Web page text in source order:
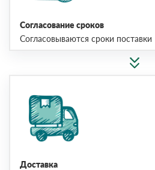
Согласование сроков
Согласовываются сроки поставки
Доставка